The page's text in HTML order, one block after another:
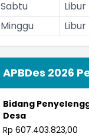
Sabtu
Libur
Minggu
Libur
APBDes 2026
Bidang
Desa
Rp 607.403.823,00